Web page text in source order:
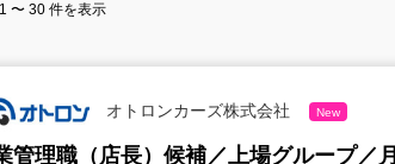
1 〜 30 件を表示
オトロンカーズ株式会社 New
管理職（店長）候補／上場グループ／